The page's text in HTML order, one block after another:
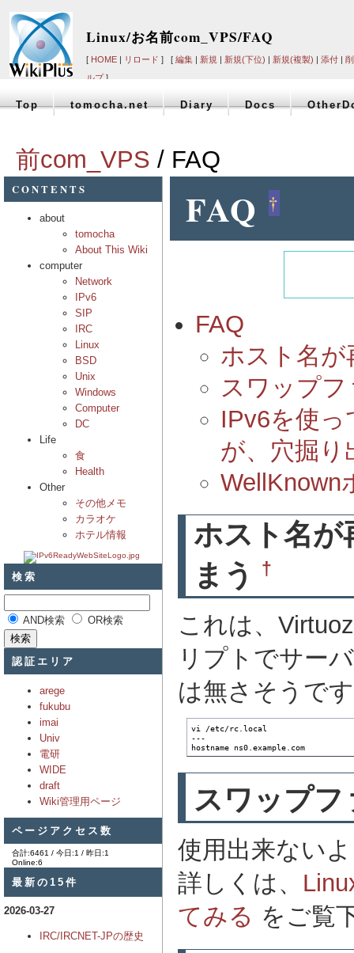
Linux/お名前com_VPS/FAQ
[ HOME | リロード ] [ 編集 | 新規 | 新規(下位) | 新規(複製) | 添付 |
ルプ]
Top tomocha.net Diary Docs
前com_VPS / FAQ
CONTENTS
about
tomocha
About This Wiki
computer
Network
IPv6
SIP
IRC
Linux
BSD
Unix
Windows
Computer
DC
Life
食
Health
Other
その他メモ
カラオケ
ホテル情報
検索
AND検索 OR検索
認証エリア
arege
fukubu
imai
Univ
電研
WIDE
draft
Wiki管理用ページ
ページアクセス数
合計:6461 / 今日:1 / 昨日:1
Online:6
最新の15件
2026-03-27
IRC/IRCNET-JPの歴史
FAQ †
FAQ
ホスト名が
スワップ
IPv6を使
が、穴掘り
WellKnown
ホスト名が
まう
†
これは、
リプトでサー
は無さそうで
vi /etc/rc.local
---
hostname ns0.example.com
スワップ
使用出来ない
詳しくは、
てみる をご覧